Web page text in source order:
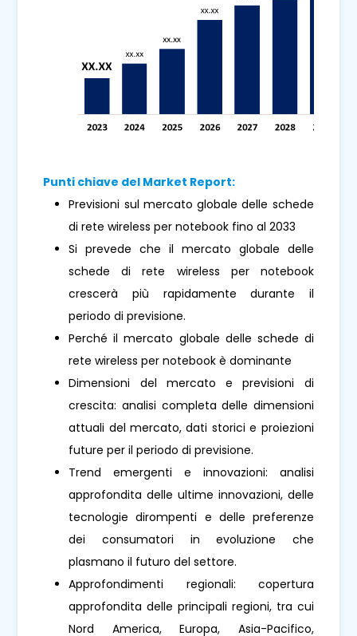
Punti chiave del Market Report:
Previsioni sul mercato globale delle schede
di rete wireless per notebook fino al 2033
Si prevede che il mercato globale delle
schede di rete wireless per notebook
crescerà più rapidamente durante il
periodo di previsione.
Perché il mercato globale delle schede di
rete wireless per notebook è dominante
Dimensioni del mercato e previsioni di
crescita: analisi completa delle dimensioni
attuali del mercato, dati storici e proiezioni
future per il periodo di previsione.
Trend emergenti e innovazioni: analisi
approfondita delle ultime innovazioni, delle
tecnologie dirompenti e delle preferenze
dei consumatori in evoluzione che
plasmano il futuro del settore.
Approfondimenti regionali: copertura
approfondita delle principali regioni, tra cui
Nord America, Europa, Asia-Pacifico,